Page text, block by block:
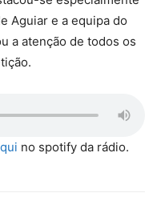
Aguiar e a equipa do
a atenção de todos os
no spotify da rádio.